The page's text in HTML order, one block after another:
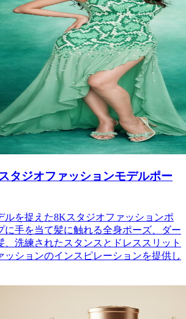
タジオファッションモデルポー
ルを捉えた8Kスタジオファッションポ
に手を当て髪に触れる全身ポーズ、ダー
、洗練されたスタンスとドレススリット
ッションのインスピレーションを提供し